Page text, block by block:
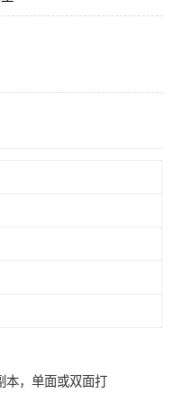
本，单面或双面打